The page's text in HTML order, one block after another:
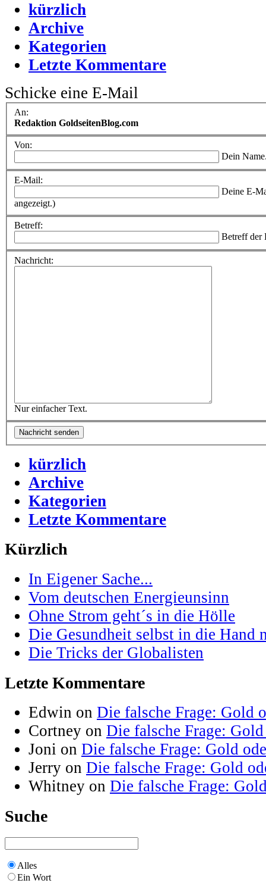
kürzlich
Archive
Kategorien
Letzte Kommentare
Schicke eine E-Mail
An:
Redaktion GoldseitenBlog.com
Von:
Dein
E-Mail:
Deine E-
angezeigt.)
Betreff:
Betreff der
Nachricht:
Nur einfacher Text.
kürzlich
Archive
Kategorien
Letzte Kommentare
Kürzlich
In Eigener Sache...
Vom deutschen Energieunsinn
Ohne Strom geht´s in die Hölle
Die Gesundheit selbst in die Hand
Die Tricks der Globalisten
Letzte Kommentare
Edwin on Die falsche Frage: Gold
Cortney on Die falsche Frage:
Joni on Die falsche Frage: Gold
Jerry on Die falsche Frage: Gold
Whitney on Die falsche Frage:
Suche
Alles
Ein Wort